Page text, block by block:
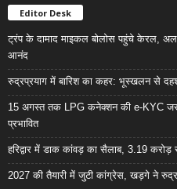
Editor Desk
ट्रंप के दामाद माइकल बोलोस पहुंचे केरल,
आनंद
रुद्रप्रयाग में बारिश का कहर: भूस्खलन से
15 अगस्त तक LPG कनेक्शन की e-KYC
प्रभावित
हरिद्वार में डाक कांवड़ का सैलाब, 3.19
2027 की तैयारी में जुटी कांग्रेस, खड़गे ने